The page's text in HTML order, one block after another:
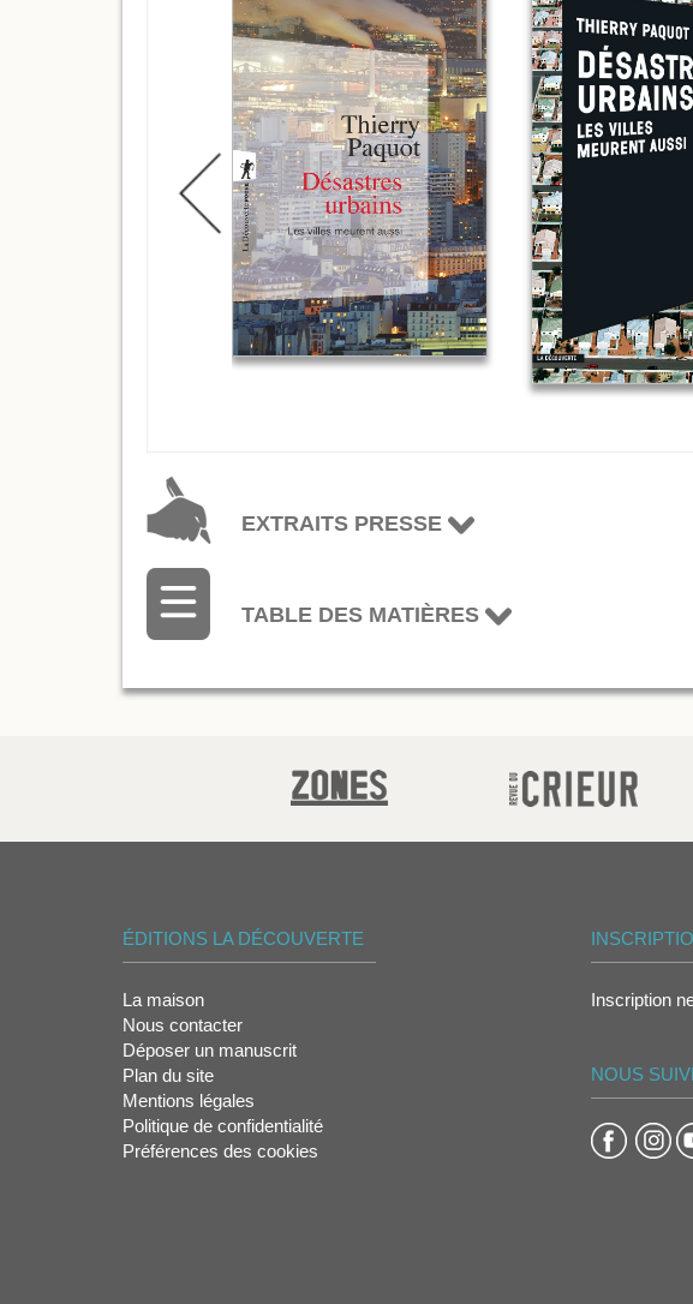
EXTRAITS PRESSE
TABLE DES MATIÈRES
ÉDITIONS LA DÉCOUVERTE
La maison
Nous contacter
Déposer un manuscrit
Plan du site
Mentions légales
Politique de confidentialité
Préférences des cookies
Inscription
NOUS